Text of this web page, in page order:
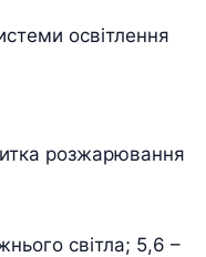
розжарювання
світла; 5,6 –